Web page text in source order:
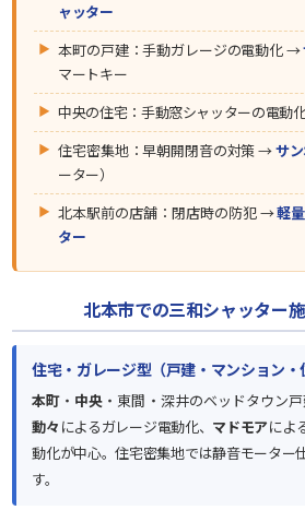
ャッター
本町の戸建：手動ガレージの電動化 →
マートキー
中央の住宅：手動窓シャッターの電動
住宅密集地：早朝開閉音の対策 →サ
ーター）
北本駅前の店舗：閉店時の防犯 →軽
ター
北本市での三和シャッター
住宅・ガレージ型（戸建・マンション・
本町 ・ 中央 ・東間・深井のベッドタウン戸
動々 によるガレージ電動化、 マドモアによ
動化が中心。住宅密集地では静音モーター
す。